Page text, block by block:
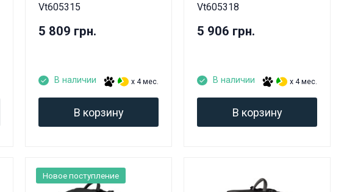
Vt605315
5 809 грн.
В наличии x 4 мес.
В корзину
Vt605318
5 906 грн.
В наличии x 4 мес.
В корзину
Новое поступление